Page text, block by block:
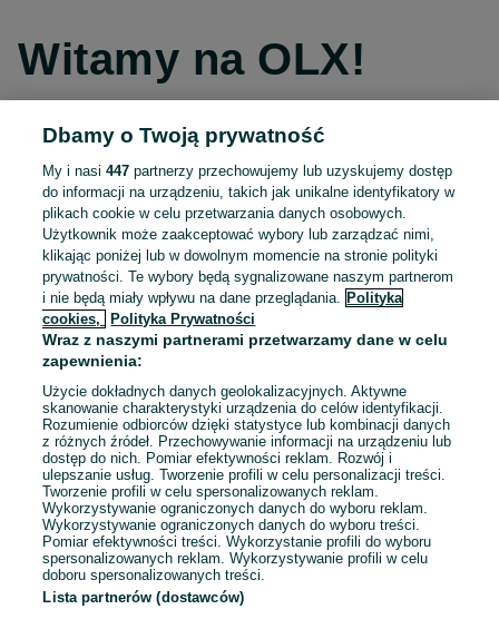
Witamy na OLX!
Kontynuuj przez Facebooka
Kontynuuj przez konto Apple
Kontynuuj przez konto Google
LUB
E-mail
Hasło
Dbamy o Twoją prywatność
My i nasi447 partnerzy przechowujemy lub uzyskujemy dostęp
do informacji na urządzeniu, takich jak unikalne identyfikatory w
plikach cookie w celu przetwarzania danych osobowych.
Użytkownik może zaakceptować wybory lub zarządzać nimi,
klikając poniżej lub w dowolnym momencie na stronie polityki
prywatności. Te wybory będą sygnalizowane naszym partnerom
i nie będą miały wpływu na dane przeglądania.
Polityka
cookies,
Polityka Prywatności
Wraz z naszymi partnerami przetwarzamy dane w celu
zapewnienia:
Użycie dokładnych danych geolokalizacyjnych. Aktywne
skanowanie charakterystyki urządzenia do celów identyfikacji.
Rozumienie odbiorców dzięki statystyce lub kombinacji danych
z różnych źródeł. Przechowywanie informacji na urządzeniu lub
dostęp do nich. Pomiar efektywności reklam. Rozwój i
ulepszanie usług. Tworzenie profili w celu personalizacji treści.
Tworzenie profili w celu spersonalizowanych reklam.
Wykorzystywanie ograniczonych danych do wyboru reklam.
Wykorzystywanie ograniczonych danych do wyboru treści.
Pomiar efektywności treści. Wykorzystanie profili do wyboru
spersonalizowanych reklam. Wykorzystywanie profili w celu
doboru spersonalizowanych treści.
Lista partnerów (dostawców)